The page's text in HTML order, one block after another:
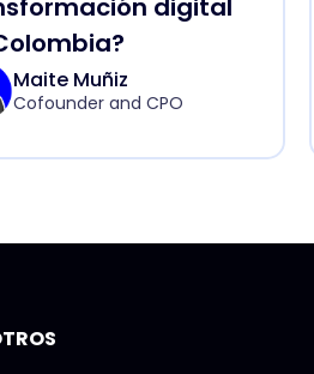
digital
Maite Muñiz
Cofounder and CPO